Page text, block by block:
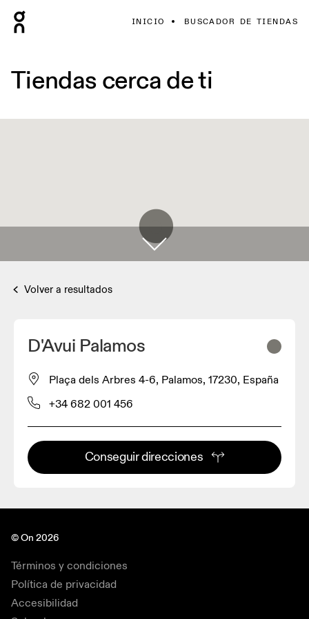
INICIO BUSCADOR DE TIENDAS
Tiendas cerca de ti
Volver a resultados
D'Avui Palamos
Plaça dels Arbres 4-6, Palamos, 17230, España
+34 682 001 456
Conseguir direcciones
© On 2026
Términos y condiciones
Política de privacidad
Accesibilidad